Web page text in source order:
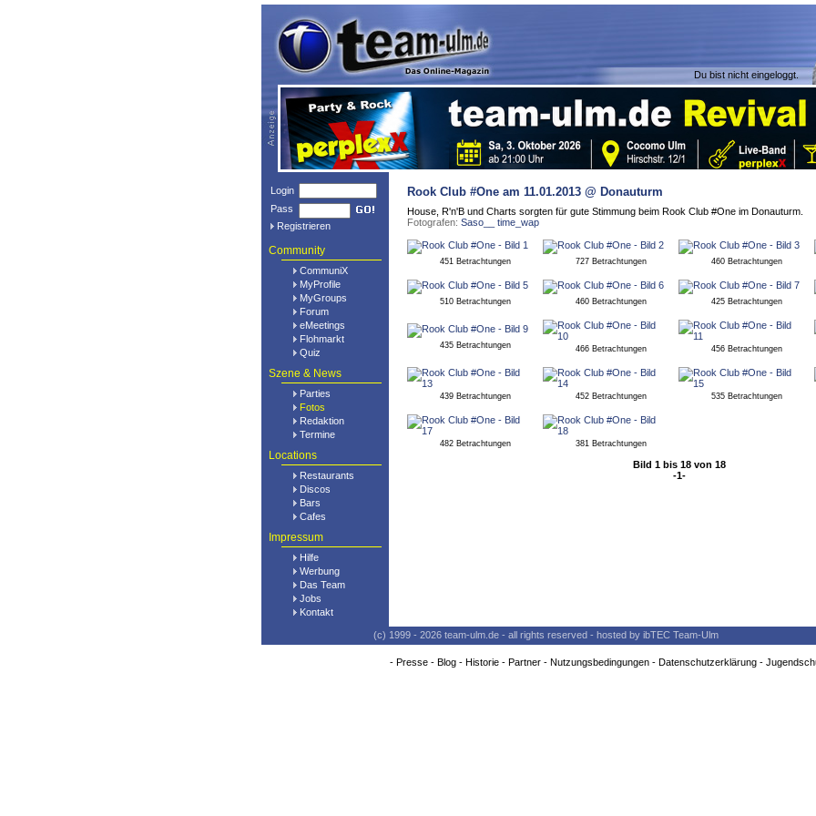
Du bist nicht eingeloggt.
Login
Pass
Registrieren
Community
CommuniX
MyProfile
MyGroups
Forum
eMeetings
Flohmarkt
Quiz
Szene & News
Parties
Fotos
Redaktion
Termine
Locations
Restaurants
Discos
Bars
Cafes
Impressum
Hilfe
Werbung
Das Team
Jobs
Kontakt
Rook Club #One am 11.01.2013 @ Donauturm
House, R'n'B und Charts sorgten für gute Stimmung beim Rook Club #One im Donauturm.
Fotografen: Saso__ time_wap
451 Betrachtungen 727 Betrachtungen 460 Betrachtungen
510 Betrachtungen 460 Betrachtungen 425 Betrachtungen
435 Betrachtungen 466 Betrachtungen 456 Betrachtungen
439 Betrachtungen 452 Betrachtungen 535 Betrachtungen
482 Betrachtungen 381 Betrachtungen
Bild 1 bis 18 von 18
-1-
(c) 1999 - 2026 team-ulm.de - all rights reserved - hosted by ibTEC Team-Ulm
- Presse- Blog- Historie- Partner- Nutzungsbedingungen- Datenschutzerklärung-